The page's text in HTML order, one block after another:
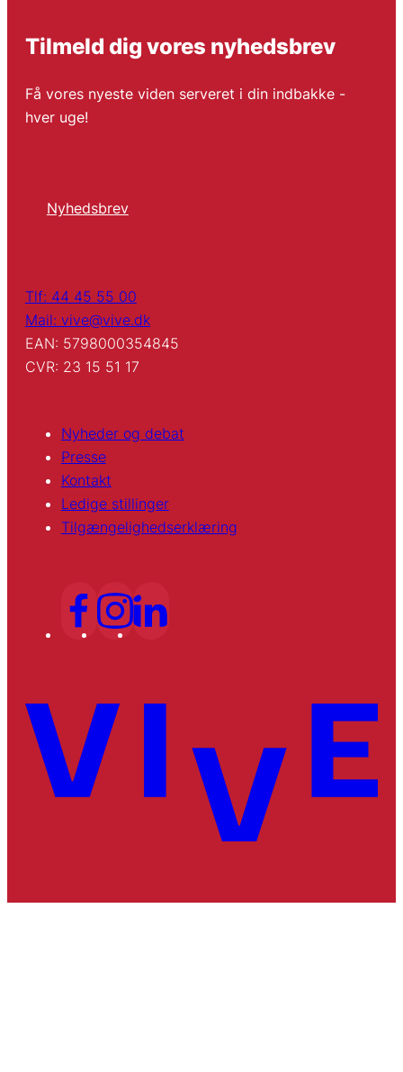
Tilmeld dig vores nyhedsbrev
Få vores nyeste viden serveret i din indbakke -
hver uge!
Nyhedsbrev
Tlf: 44 45 55 00
Mail: vive@vive.dk
EAN: 5798000354845
CVR: 23 15 51 17
Nyheder og debat
Presse
Kontakt
Ledige stillinger
Tilgængelighedserklæring